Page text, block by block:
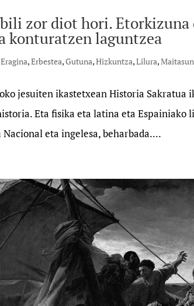
zor diot hori. Etorkizuna
konturatzen laguntzea
Eragina,Erbestea,Gutuna,Hizkuntza,Lilura,
jesuiten ikastetxean Historia Sakratua
Eta fisika eta latina eta Espainiako
eta ingelesa, beharbada....